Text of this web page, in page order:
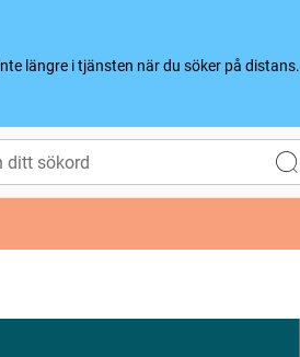
längre i tjänsten när du söker på distans.